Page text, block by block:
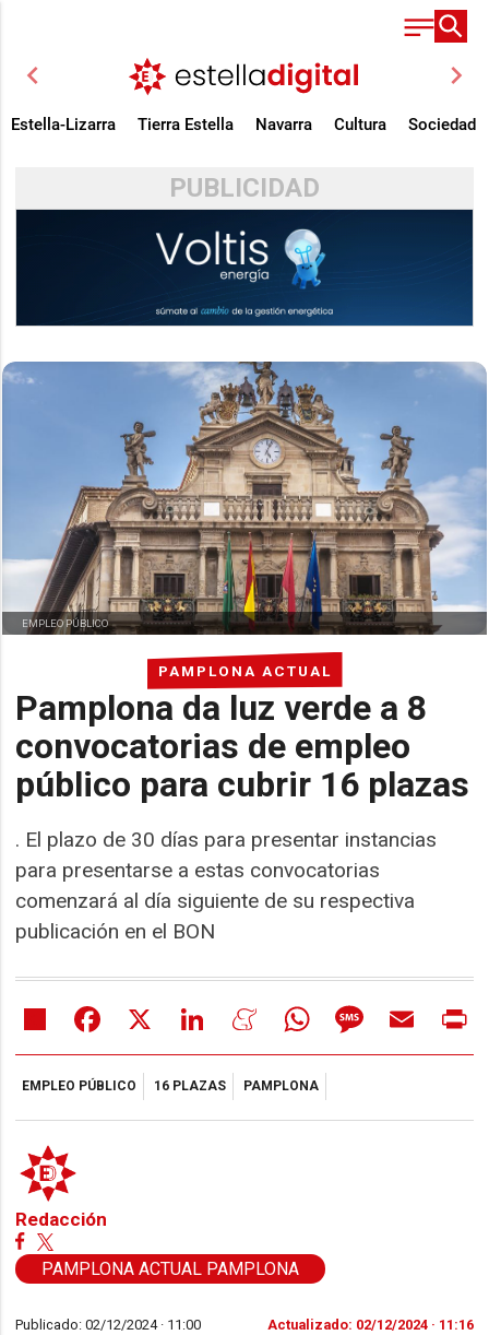
chevron_left chevron_right
Estella-Lizarra Tierra Estella Navarra Cultura Sociedad
PUBLICIDAD
PAMPLONA ACTUAL
Pamplona da luz verde a 8
convocatorias de empleo
público para cubrir 16 plazas
. El plazo de 30 días para presentar instancias
para presentarse a estas convocatorias
comenzará al día siguiente de su respectiva
publicación en el BON
EMPLEO PÚBLICO
Share Facebook LinkedIn MeneameWhatsAppMessageEmail
EMPLEO PÚBLICO 16 PLAZAS PAMPLONA
Redacción
PAMPLONA ACTUAL PAMPLONA
Publicado: 02/12/2024 · 11:00 Actualizado: 02/12/2024 · 11:16